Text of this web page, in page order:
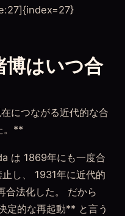
はいつ合
につながる近代的な合
。**
は 1869年にも一度合
し、 1931年に近代的
法化した。 だから
定的な再起動** と言う